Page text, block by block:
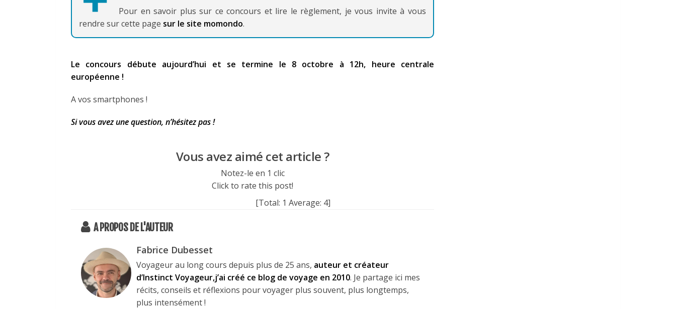
Pour en savoir plus sur ce concours et lire le règlement, je vous invite à vous
rendre sur cette page sur le site momondo.
Le concours débute aujourd’hui et se termine le 8 octobre à 12h, heure centrale
européenne !
A vos smartphones !
Si vous avez une question, n’hésitez pas !
Vous avez aimé cet article ?
Notez-le en 1 clic
Click to rate this post!
[Total: 1 Average: 4]
A PROPOS DE L'AUTEUR
Fabrice Dubesset
Voyageur au long cours depuis plus de 25 ans, auteur et créateur
d’Instinct Voyageur,j’ai créé ce blog de voyage en 2010. Je partage ici mes
récits, conseils et réflexions pour voyager plus souvent, plus longtemps,
plus intensément !